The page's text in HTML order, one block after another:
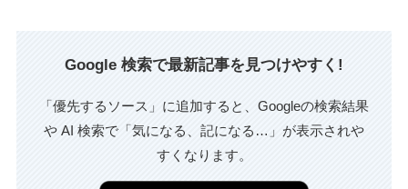
Google 検索で最新記事を見つけやすく!
「優先するソース」に追加すると、Googleの検索結果
や AI 検索で「気になる、記になる…」が表示されや
すくなります。